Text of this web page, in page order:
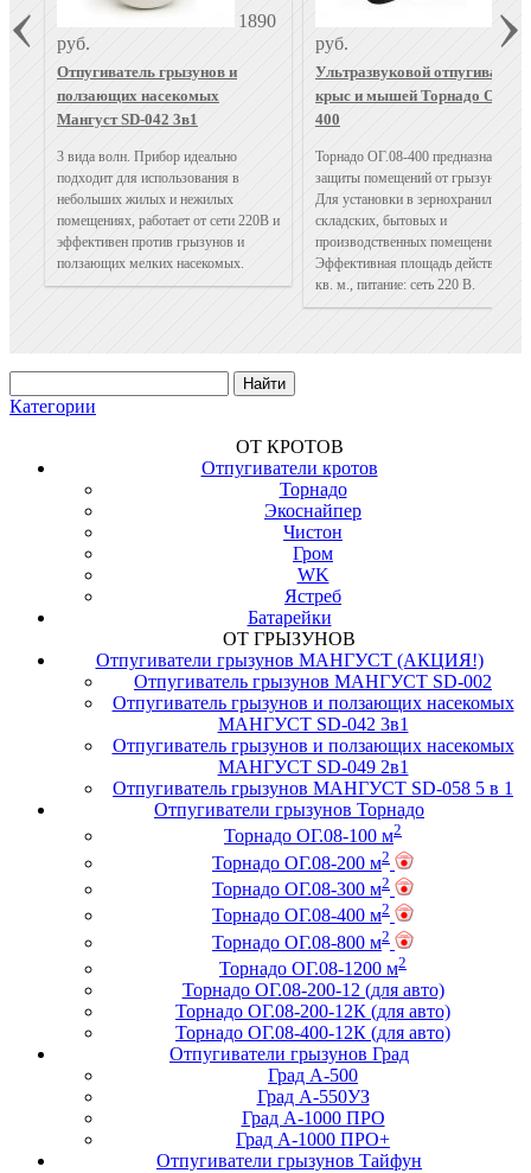
1890
руб.
Отпугиватель грызунов и
ползающих насекомых
Мангуст SD-042 3в1
3 вида волн. Прибор идеально
подходит для использования в
небольших жилых и нежилых
помещениях, работает от сети 220В и
эффективен против грызунов и
ползающих мелких насекомых.
руб.
Ультразвуковой отпугиватель
крыс и мышей Торнадо ОГ.08-
400
Торнадо ОГ.08-400 предназначен
защиты помещений от грызунов.
Для установки в зернохранилищах,
складских, бытовых и
производственных помещениях.
Эффективная площадь действия
кв. м., питание: сеть 220 В.
Категории
ОТ КРОТОВ
Отпугиватели кротов
Торнадо
Экоснайпер
Чистон
Гром
WK
Ястреб
Батарейки
ОТ ГРЫЗУНОВ
Отпугиватели грызунов МАНГУСТ (АКЦИЯ!)
Отпугиватель грызунов МАНГУСТ SD-002
Отпугиватель грызунов и ползающих насекомых
МАНГУСТ SD-042 3в1
Отпугиватель грызунов и ползающих насекомых
МАНГУСТ SD-049 2в1
Отпугиватель грызунов МАНГУСТ SD-058 5 в 1
Отпугиватели грызунов Торнадо
Торнадо ОГ.08-100 м2
Торнадо ОГ.08-200 м2
Торнадо ОГ.08-300 м2
Торнадо ОГ.08-400 м2
Торнадо ОГ.08-800 м2
Торнадо ОГ.08-1200 м2
Торнадо ОГ.08-200-12 (для авто)
Торнадо ОГ.08-200-12К (для авто)
Торнадо ОГ.08-400-12К (для авто)
Отпугиватели грызунов Град
Град А-500
Град А-550УЗ
Град А-1000 ПРО
Град А-1000 ПРО+
Отпугиватели грызунов Тайфун